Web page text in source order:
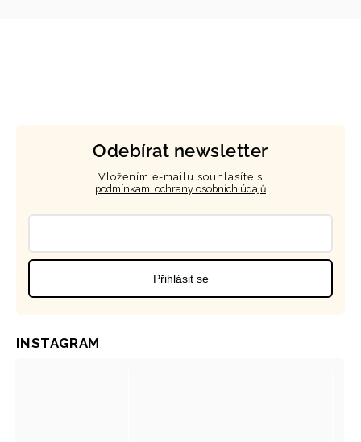
Odebírat newsletter
Vložením e-mailu souhlasíte s
podmínkami ochrany osobních údajů
Přihlásit se
INSTAGRAM